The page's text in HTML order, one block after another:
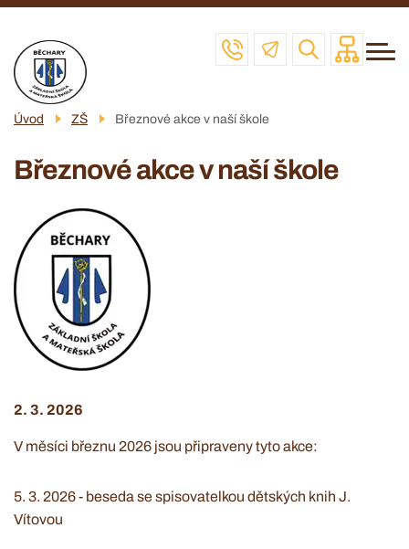
Přejít
hlavnímu
obsahu
Menu
navigace
MŠ
ŠD
VČELAŘSKÝ KROUŽEK
POVINNÉ INFO
KONTAKT
Úvod ZŠ Březnové akce v naší škole
Březnové akce v naší škole
2. 3. 2026
V měsíci březnu 2026 jsou připraveny tyto akce:
5. 3. 2026 - beseda se spisovatelkou dětských knih J.
Vítovou